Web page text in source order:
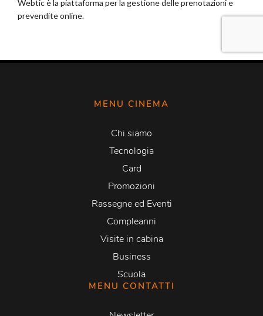
MENU CINEMA
Chi siamo
Tecnologia
Card
Promozioni
Rassegne ed Eventi
Compleanni
Visite in cabina
Business
Scuola
MENU CONTATTI